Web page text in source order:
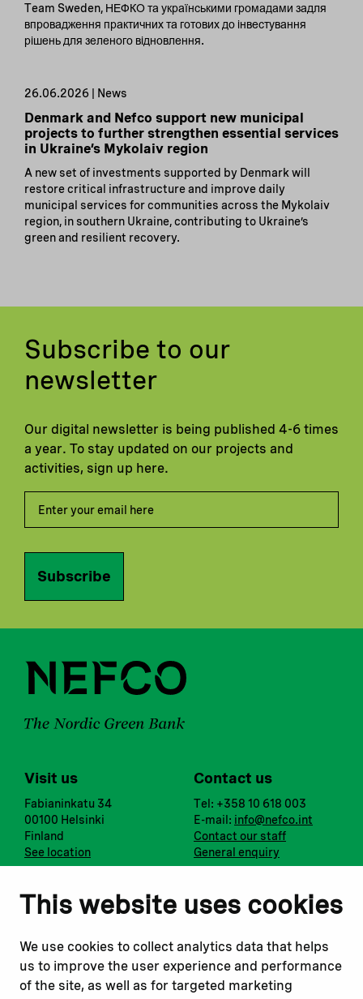
This website uses cookies
We use cookies to collect analytics data that helps
us to improve the user experience and performance
of the site, as well as for targeted marketing
Team Sweden, НЕФКО та українськими громадами задля
впровадження практичних та готових до інвестування
рішень для зеленого відновлення.
26.06.2026 | News
Denmark and Nefco support new municipal
projects to further strengthen essential services
in Ukraine’s Mykolaiv region
A new set of investments supported by Denmark will
restore critical infrastructure and improve daily
municipal services for communities across the Mykolaiv
region, in southern Ukraine, contributing to Ukraine’s
green and resilient recovery.
Subscribe to our
newsletter
Our digital newsletter is being published 4-6 times
a year. To stay updated on our projects and
activities, sign up here.
Subscribe
Visit us
Fabianinkatu 34
00100 Helsinki
Finland
See location
Contact us
Tel: +358 10 618 003
E-mail: info@nefco.int
Contact our staff
General enquiry
Notify us
Report a concern
Submit a complaint
Instagram
Youtube